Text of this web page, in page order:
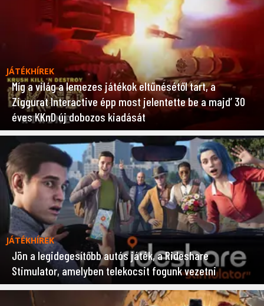
JÁTÉKHÍREK
Míg a világ a lemezes játékok eltűnésétől tart, a
Ziggurat Interactive épp most jelentette be a majd’ 30
éves KKnD új dobozos kiadását
JÁTÉKHÍREK
Jön a legidegesítőbb autós játék, a Rideshare
Stimulator, amelyben telekocsit fogunk vezetni